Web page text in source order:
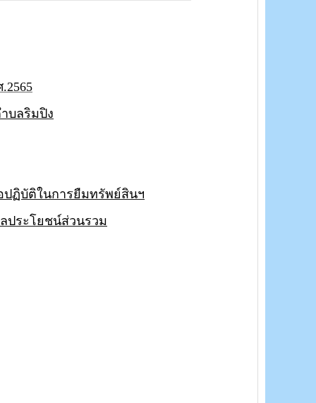
บลริมปิง
ปฏิบัติในการยืมทรัพย์สินฯ
ประโยชน์ส่วนรวม